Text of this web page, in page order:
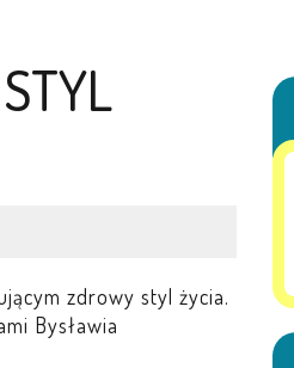
zdrowy styl życia.
Bysławia